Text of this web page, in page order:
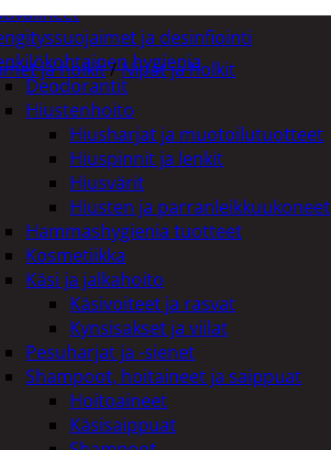
ja desinfiointi
hygienia
Deodorantit
Hiustenhoito
Hiusharjat ja muotoilutuotteet
Hiuspinnit ja lenkit
Hiusvärit
Hiusten ja parranleikkuukoneet
Hammashygienia tuotteet
Kosmetiikka
Käsi ja jalkahoito
Käsivoiteet ja rasvat
Kynsisakset ja viilat
Pesuharjat ja -sienet
Shampoot, hoitaineet ja saippuat
Hoitoaineet
Käsisaippuat
ja holkit/Nipat ja holkit